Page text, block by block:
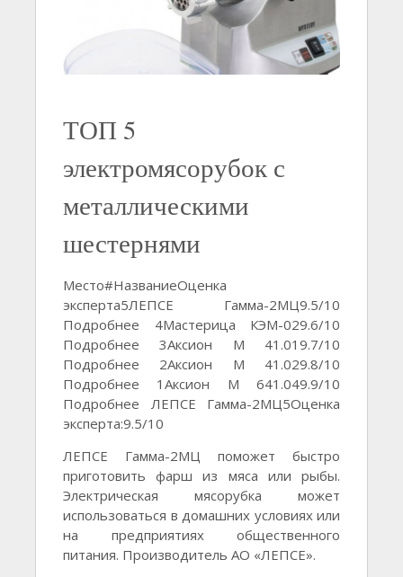
ТОП 5
электромясорубок с
металлическими
шестернями
Место#НазваниеОценка
эксперта5ЛЕПСЕ Гамма-2МЦ9.5/10
Подробнее 4Мастерица КЭМ-029.6/10
Подробнее 3Аксион М 41.019.7/10
Подробнее 2Аксион М 41.029.8/10
Подробнее 1Аксион М 641.049.9/10
Подробнее ЛЕПСЕ Гамма-2МЦ5Оценка
эксперта:9.5/10
ЛЕПСЕ Гамма-2МЦ поможет быстро
приготовить фарш из мяса или рыбы.
Электрическая мясорубка может
использоваться в домашних условиях или
на предприятиях общественного
питания. Производитель АО «ЛЕПСЕ».